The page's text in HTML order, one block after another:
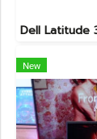
New